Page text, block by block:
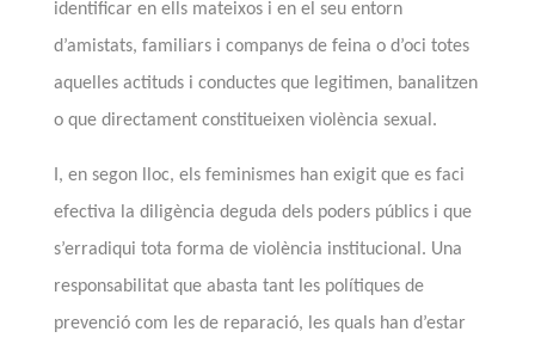
identificar en ells mateixos i en el seu entorn
d’amistats, familiars i companys de feina o d’oci totes
aquelles actituds i conductes que legitimen, banalitzen
o que directament constitueixen violència sexual.
I, en segon lloc, els feminismes han exigit que es faci
efectiva la diligència deguda dels poders públics i que
s’erradiqui tota forma de violència institucional. Una
responsabilitat que abasta tant les polítiques de
prevenció com les de reparació, les quals han d’estar